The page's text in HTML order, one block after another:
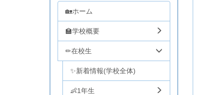
🏡ホーム
🏫学校概要
✏在校生
✨新着情報(学校全体)
👶1年生